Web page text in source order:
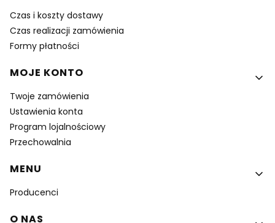
Czas i koszty dostawy
Czas realizacji zamówienia
Formy płatności
MOJE KONTO
Twoje zamówienia
Ustawienia konta
Program lojalnościowy
Przechowalnia
MENU
Producenci
O NAS